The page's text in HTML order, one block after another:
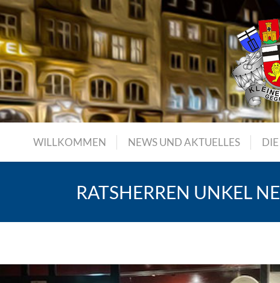
WILLKOMMEN NEWS UND AKTUELLES
RATSHERREN UNKEL